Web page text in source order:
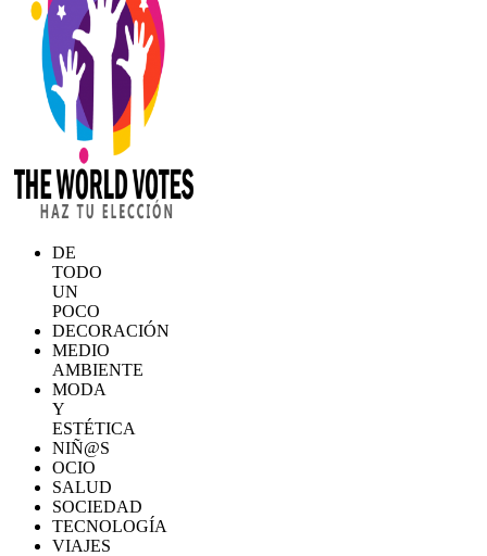
DE
TODO
UN
POCO
DECORACIÓN
MEDIO
AMBIENTE
MODA
Y
ESTÉTICA
NIÑ@S
OCIO
SALUD
SOCIEDAD
TECNOLOGÍA
VIAJES